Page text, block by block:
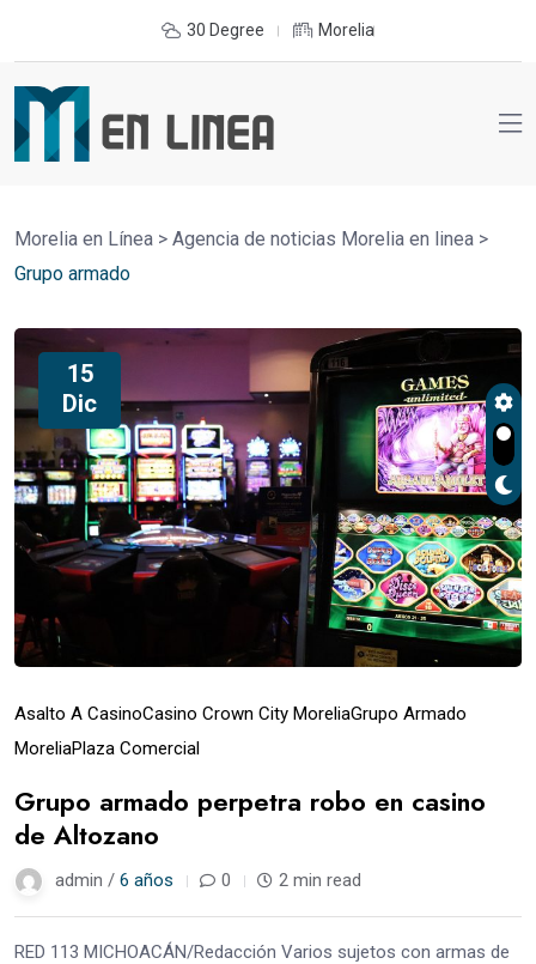
30 Degree Morelia
Morelia en Línea > Agencia de noticias Morelia en linea >
Grupo armado
15
Dic
Asalto A CasinoCasino Crown City MoreliaGrupo Armado
MoreliaPlaza Comercial
Grupo armado perpetra robo en casino
de Altozano
admin / 6 años 0 2 min read
RED 113 MICHOACÁN/Redacción Varios sujetos con armas de